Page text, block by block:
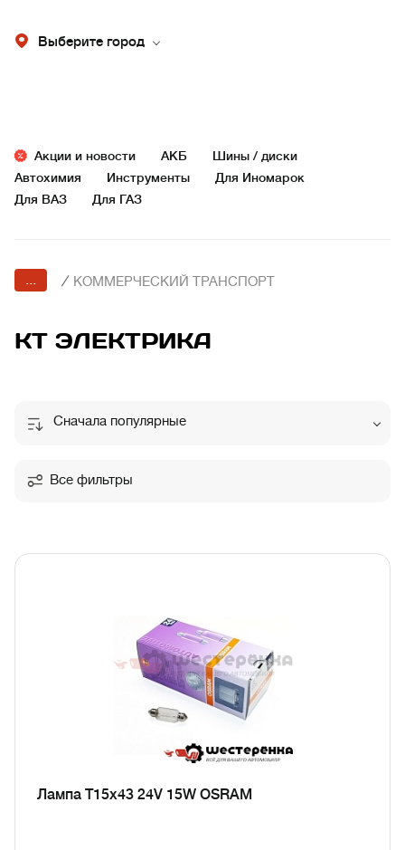
Выберите город
Акции и новости АКБ
Шины / диски
Автохимия
Инструменты
Для Иномарок
Для ВАЗ
Для ГАЗ
... / КОММЕРЧЕСКИЙ ТРАНСПОРТ
КТ ЭЛЕКТРИКА
Сначала популярные
Все фильтры
Лампа T15x43 24V 15W OSRAM